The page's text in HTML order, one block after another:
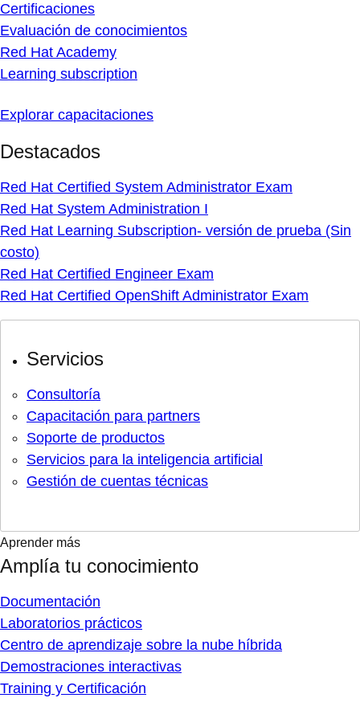
Certificaciones
Evaluación de conocimientos
Red Hat Academy
Learning subscription
Explorar capacitaciones
Destacados
Red Hat Certified System Administrator Exam
Red Hat System Administration I
Red Hat Learning Subscription- versión de prueba (Sin
costo)
Red Hat Certified Engineer Exam
Red Hat Certified OpenShift Administrator Exam
Servicios
Consultoría
Capacitación para partners
Soporte de productos
Servicios para la inteligencia artificial
Gestión de cuentas técnicas
Aprender más
Amplía tu conocimiento
Documentación
Laboratorios prácticos
Centro de aprendizaje sobre la nube híbrida
Demostraciones interactivas
Training y Certificación